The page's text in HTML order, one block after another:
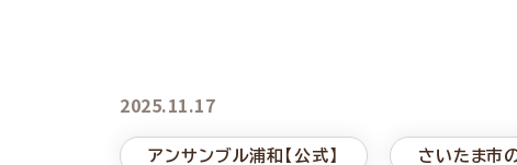
2025.11.17
アンサンブル浦和【公式】 さいたま市